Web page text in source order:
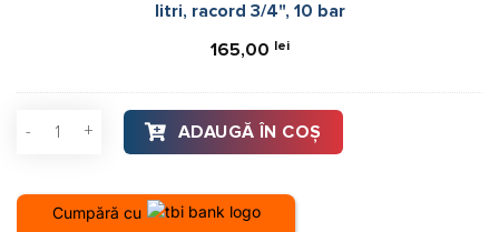
litri,
racord
10
bar
litri, racord 3/4", 10 bar
165,00 lei
Cantitate Boiler indirect cu o serpentina marita (3m²)
ADAUGĂ ÎN COȘ
Cumpără cu